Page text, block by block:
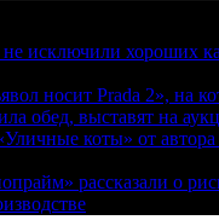
исключили хороших
носит Prada 2», на
обед, выставят на
коты» от
рассказали о